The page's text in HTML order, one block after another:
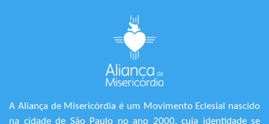
A Aliança de Misericórdia é um Movimento Eclesial nascido
na cidade de São Paulo no ano 2000, cuja identidade se